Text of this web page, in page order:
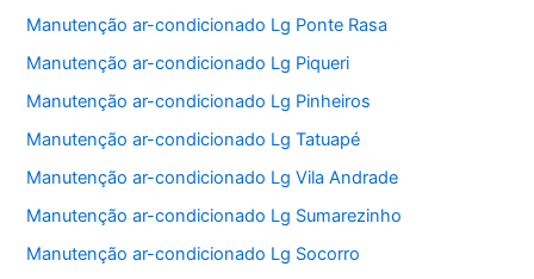
Manutenção ar-condicionado Lg Ponte Rasa
Manutenção ar-condicionado Lg Piqueri
Manutenção ar-condicionado Lg Pinheiros
Manutenção ar-condicionado Lg Tatuapé
Manutenção ar-condicionado Lg Vila Andrade
Manutenção ar-condicionado Lg Sumarezinho
Manutenção ar-condicionado Lg Socorro